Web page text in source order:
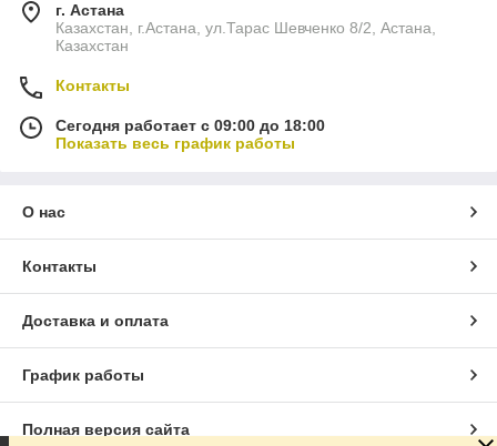
г. Астана
Казахстан, г.Астана, ул.Тарас Шевченко 8/2, Астана,
Казахстан
Контакты
Сегодня работает с 09:00 до 18:00
Показать весь график работы
О нас
Контакты
Доставка и оплата
График работы
Полная версия сайта